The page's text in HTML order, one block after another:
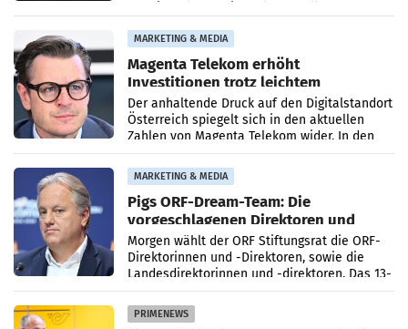
MARKETING & MEDIA
Magenta Telekom erhöht
Investitionen trotz leichtem
Umsatzrückgang
Der anhaltende Druck auf den Digitalstandort
Österreich spiegelt sich in den aktuellen
Zahlen von Magenta Telekom wider. In den
ersten sechs Monaten des laufenden Jahres
verzeichnete
MARKETING & MEDIA
Pigs ORF-Dream-Team: Die
vorgeschlagenen Direktoren und
Direktorinnen
Morgen wählt der ORF Stiftungsrat die ORF-
Direktorinnen und -Direktoren, sowie die
Landesdirektorinnen und -direktoren. Das 13-
köpfige Wunschteam des ab 1. Jänner 2027
amtierenden
PRIMENEWS